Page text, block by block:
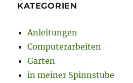
KATEGORIEN
Anleitungen
Computerarbeiten
Garten
in meiner Spinnstube